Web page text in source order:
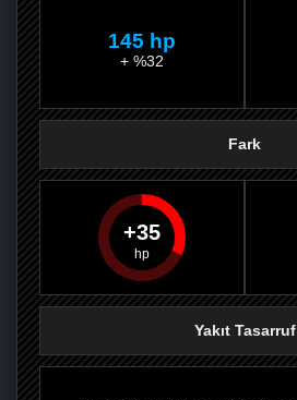
PAYLAŞPAYLAŞPLUS'TA
145 hp
+ %32
Fark
35
Yakıt Tasarruf